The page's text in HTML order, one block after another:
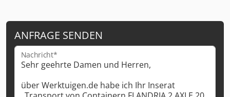
ANFRAGE SENDEN
Nachricht*